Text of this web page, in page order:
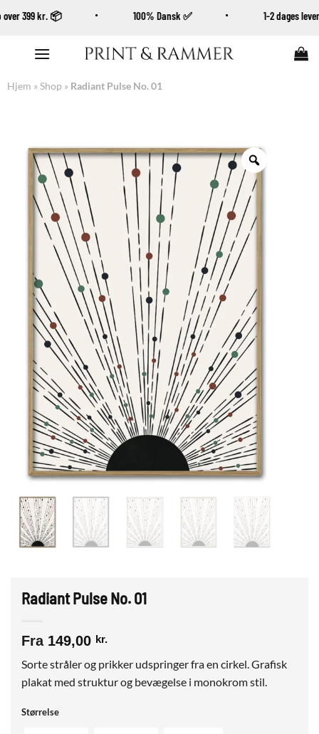
over 399 kr. 📦 100% Dansk ✅ 1-2 dages
indhold
Hjem »Shop » Radiant Pulse No. 01
Radiant Pulse No. 01
Fra 149,00 kr.
Sorte stråler og prikker udspringer fra en cirkel. Grafisk
plakat med struktur og bevægelse i monokrom stil.
Størrelse